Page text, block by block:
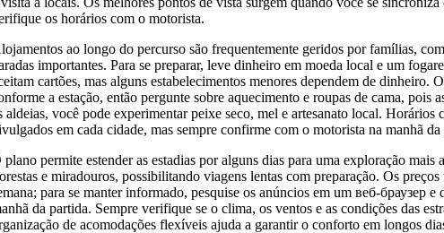
os horários com o motorista.
ao longo do percurso são frequentemente geridos por famílias,
importantes. Para se preparar, leve dinheiro em moeda local e um
cartões, mas alguns estabelecimentos menores dependem de dinheiro.
a estação, então pergunte sobre aquecimento e roupas de cama, pois
aldeias, você pode experimentar peixe seco, mel e artesanato local. Horários
em cada cidade, mas sempre confirme com o motorista na manhã
plano permite estender as estadias por alguns dias para uma exploração mais
e miradouros, possibilitando viagens lentas com preparação. Os
para se manter informado, pesquise os anúncios em um веб-браузер
da partida. Sempre verifique se o clima, os ventos e as condições das
de acomodações flexíveis ajuda a garantir o conforto em longos